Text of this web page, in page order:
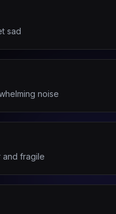
sad
noise
and fragile